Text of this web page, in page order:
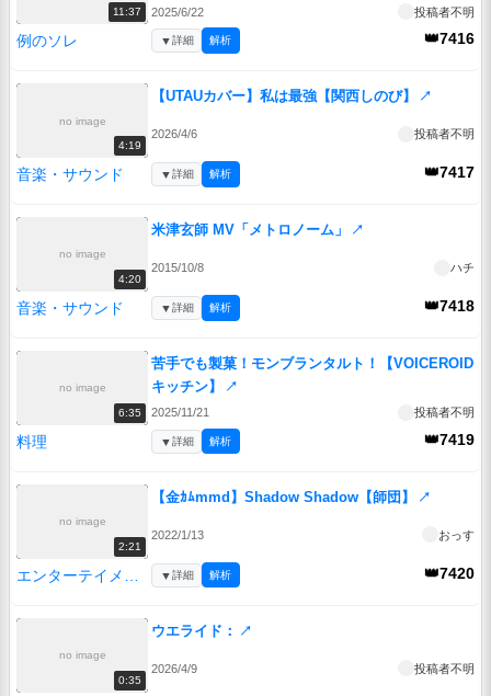
11:37 ↗
2025/6/22 投稿者不明
例のソレ 👑7416
▼詳細 解析
no image
4:19
【UTAUカバー】私は最強【関西しのび】 ↗
2026/4/6 投稿者不明
音楽・サウンド 👑7417
▼詳細 解析
no image
4:20
米津玄師 MV「メトロノーム」 ↗
2015/10/8 ハチ
音楽・サウンド 👑7418
▼詳細 解析
no image
6:35
苦手でも製菓！モンブランタルト！【VOICEROID
キッチン】
↗
2025/11/21 投稿者不明
料理 👑7419
▼詳細 解析
no image
2:21
【金ｶﾑmmd】Shadow Shadow【師団】 ↗
2022/1/13 おっす
👑7420
▼詳細 解析
no image
0:35
ウエライド： ↗
2026/4/9 投稿者不明